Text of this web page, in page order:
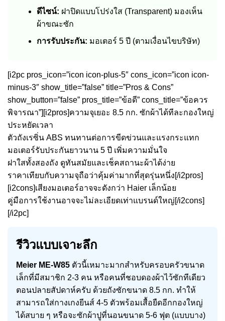
ดีไซน์: ฝาปิดแบบโปร่งใส (Transparent) มองเห็น
ผ้าขณะซัก
การรับประกัน: มอเตอร์ 5 ปี (ตามเงื่อนไขบริษัท)
[i2pc pros_icon=”icon icon-plus-5″ cons_icon=”icon icon-
minus-3″ show_title=”false” title=”Pros & Cons”
show_button=”false” pros_title=”ข้อดี” cons_title=”ข้อควร
พิจารณา”][i2pros]ความจุเยอะ 8.5 กก. ซักผ้าได้ทีละกองใหญ่
ประหยัดเวลา
ตัวถังเรซิ่น ABS ทนทานต่อการขีดข่วนและแรงกระแทก
มอเตอร์รับประกันยาวนาน 5 ปี เพิ่มความมั่นใจ
ฝาใสทั้งสองถัง ดูทันสมัยและเช็คสถานะผ้าได้ง่าย
ราคาเทียบกับความจุถือว่าคุ้มค่ามากที่สุดรุ่นหนึ่ง[/i2pros]
[i2cons]เสียงมอเตอร์อาจจะดังกว่า Haier เล็กน้อย
คู่มือการใช้งานอาจจะไม่ละเอียดเท่าแบรนด์ใหญ่[/i2cons]
[/i2pc]
รีวิวแบบเจาะลึก
Meier ME-W85 ตัวนี้เหมาะมากสำหรับครอบครัวขนาด
เล็กที่มีสมาชิก 2-3 คน หรือคนที่ชอบดองผ้าไว้ซักทีเดียว
ตอนปลายสัปดาห์ครับ ด้วยถังซักขนาด 8.5 กก. ทำให้
สามารถใส่กางเกงยีนส์ 4-5 ตัวพร้อมเสื้อยืดอีกกองใหญ่
ได้สบาย ๆ หรือจะซักผ้าปูที่นอนขนาด 5-6 ฟุต (แบบบาง)